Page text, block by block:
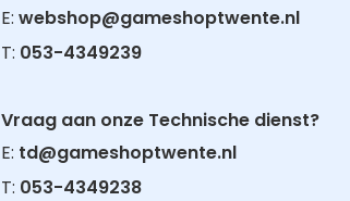
E:webshop@gameshoptwente.nl
T: 053-4349239
Vraag aan onze Technische dienst?
E: td@gameshoptwente.nl
T: 053-4349238